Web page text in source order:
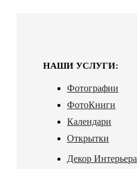
НАШИ УСЛУГИ:
Фотографии
ФотоКниги
Календари
Открытки
Декор Интерьера